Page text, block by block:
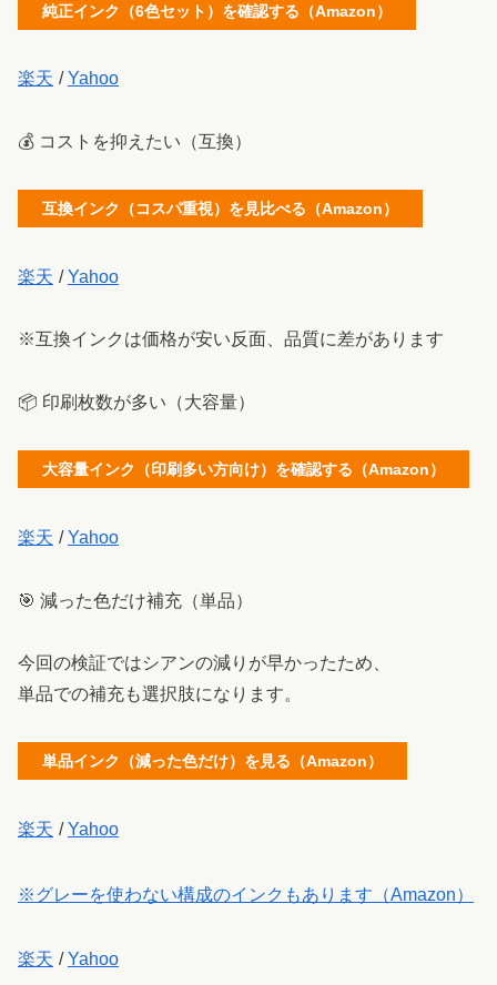
純正インク（6色セット）を確認する（Amazon）
楽天 /Yahoo
💰 コストを抑えたい（互換）
互換インク（コスパ重視）を見比べる（Amazon）
楽天 /Yahoo
※互換インクは価格が安い反面、品質に差があります
📦 印刷枚数が多い（大容量）
大容量インク（印刷多い方向け）を確認する（Amazon）
楽天 /Yahoo
🎯 減った色だけ補充（単品）
今回の検証ではシアンの減りが早かったため、
単品での補充も選択肢になります。
単品インク（減った色だけ）を見る（Amazon）
楽天 /Yahoo
※グレーを使わない構成のインクもあります（Amazon）
楽天 /Yahoo